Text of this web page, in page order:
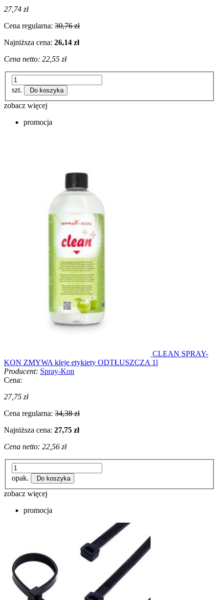
27,74 zł
Cena regularna: 30,76 zł
Najniższa cena: 26,14 zł
Cena netto: 22,55 zł
szt. Do koszyka
zobacz więcej
promocja
CLEAN SPRAY-
KON ZMYWA kleje etykiety ODTŁUSZCZA 1l
Producent: Spray-Kon
Cena:
27,75 zł
Cena regularna: 34,38 zł
Najniższa cena: 27,75 zł
Cena netto: 22,56 zł
opak. Do koszyka
zobacz więcej
promocja